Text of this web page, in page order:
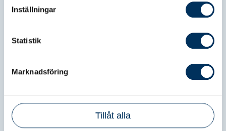
Inställningar
Statistik
Marknadsföring
Tillåt alla
positionen för dessa mycket viktiga
näringslivet.